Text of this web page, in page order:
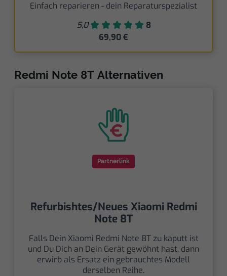
Einfach reparieren - dein Reparaturspezialist
5,0
8
69,90 €
Redmi Note 8T Alternativen
Partnerlink
Refurbishtes/Neues Xiaomi Redmi
Note 8T
Falls Dein Xiaomi Redmi Note 8T zu kaputt ist
und Du Dich an Dein Gerät gewöhnt hast, dann
erwirb als Ersatz ein gebrauchtes Modell
derselben Reihe.